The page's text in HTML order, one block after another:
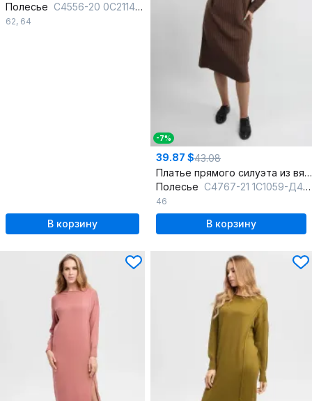
Полесье С4556-20 0С2114-Д43 164 дипломат
62, 64
В корзину
-7%
39.87 $43.08
Платье прямого силуэта из вязки шерсть демисезон
Полесье С4767-21 1С1059-Д43 164 коньяк
46
В корзину